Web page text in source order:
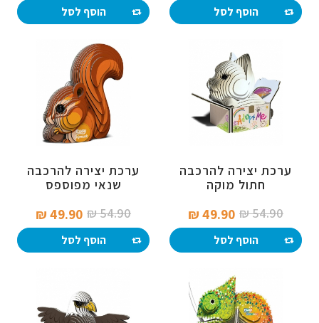
הוסף לסל הוסף לסל
ערכת יצירה להרכבה
חתול מוקה
54.90 ₪‎
49.90 ₪‎
הוסף לסל
ערכת יצירה להרכבה
שנאי מפוספס
54.90 ₪‎
49.90 ₪‎
הוסף לסל